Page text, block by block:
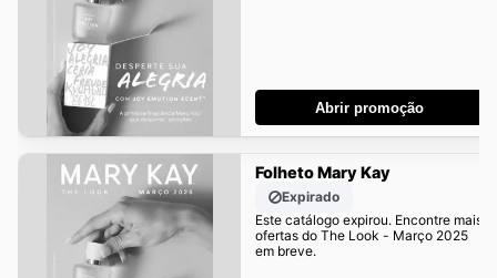
Abrir promoção
Folheto Mary Kay
Expirado
Este catálogo expirou. Encontre mais
ofertas do The Look - Março 2025
em breve.